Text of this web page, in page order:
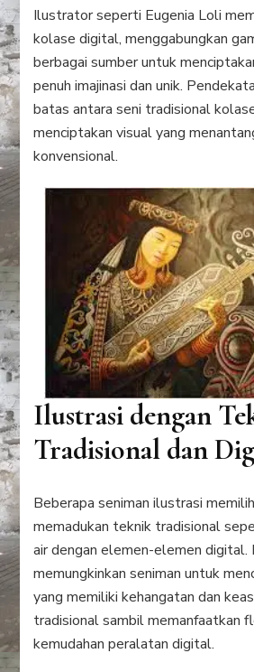
Ilustrator seperti Eugenia Loli
kolase digital, menggabungkan
berbagai sumber untuk
penuh imajinasi dan unik.
batas antara seni tradisional
menciptakan visual yang
konvensional.
Ilustrasi dengan
Tradisional dan
Beberapa seniman ilustrasi
memadukan teknik tradisional
air dengan elemen-elemen digital.
memungkinkan seniman untuk
yang memiliki kehangatan dan
tradisional sambil memanfaatkan
kemudahan peralatan digital.